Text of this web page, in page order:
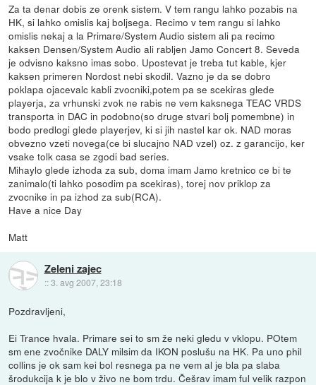
Za ta denar dobis ze orenk sistem. V tem rangu lahko pozabis na
HK, si lahko omislis kaj boljsega. Recimo v tem rangu si lahko
omislis nekaj a la Primare/System Audio sistem ali pa recimo
kaksen Densen/System Audio ali rabljen Jamo Concert 8. Seveda
je odvisno kaksno imas sobo. Upostevat je treba tut kable, kjer
kaksen primeren Nordost nebi skodil. Vazno je da se dobro
poklapa ojacevalc kabli zvocniki,potem pa se scekiras glede
playerja, za vrhunski zvok ne rabis ne vem kaksnega TEAC VRDS
transporta in DAC in podobno(so druge stvari bolj pomembne) in
bodo predlogi glede playerjev, ki si jih nastel kar ok. NAD moras
obvezno vzeti novega(ce bi slucajno NAD vzel) oz. z garancijo, ker
vsake tolk casa se zgodi bad series.
Mihaylo glede izhoda za sub, doma imam Jamo kretnico ce bi te
zanimalo(ti lahko posodim pa scekiras), torej nov priklop za
zvocnike in pa izhod za sub(RCA).
Have a nice Day
Matt
Zeleni zajec
::3. avg 2007, 23:18
Pozdravljeni,
Ei Trance hvala. Primare sei to sm že neki gledu v vklopu. POtem
sm ene zvočnike DALY milsim da IKON poslušu na HK. Pa uno phil
collins je ok sam kei bol resnega pa ne vem al je bla pa slaba
šrodukcija k je blo v živo ne bom trdu. Češrav imam ful velik razpon